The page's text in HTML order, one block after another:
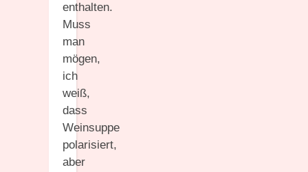
enthalten.
Muss
man
mögen,
ich
weiß,
dass
Weinsuppe
polarisiert,
aber